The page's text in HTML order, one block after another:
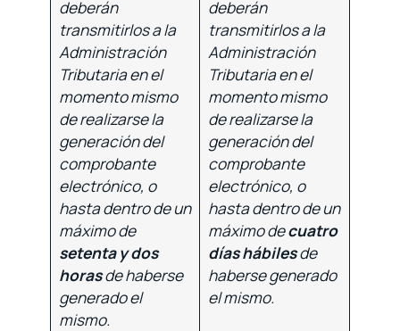
deberán
transmitirlos a la
Administración
Tributaria en el
momento mismo
de realizarse la
generación del
comprobante
electrónico, o
hasta dentro de un
máximo de
setenta y dos
horasde haberse
generado el
mismo.
deberán
transmitirlos a la
Administración
Tributaria en el
momento mismo
de realizarse la
generación del
comprobante
electrónico, o
hasta dentro de un
máximo decuatro
días hábilesde
haberse generado
el mismo.